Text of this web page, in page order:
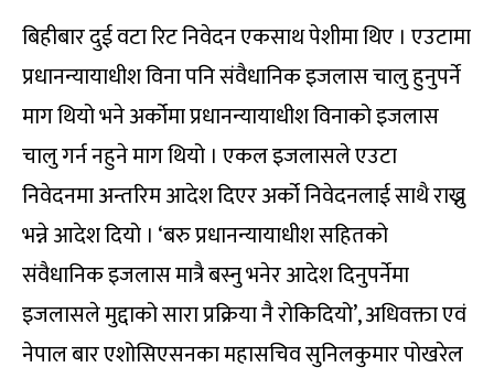
बिहीबार दुई वटा रिट निवेदन एकसाथ पेशीमा थिए । एउटामा
प्रधानन्यायाधीश विना पनि संवैधानिक इजलास चालु हुनुपर्ने
माग थियो भने अर्कोमा प्रधानन्यायाधीश विनाको इजलास
चालु गर्न नहुने माग थियो । एकल इजलासले एउटा
निवेदनमा अन्तरिम आदेश दिएर अर्को निवेदनलाई साथै राख्नु
भन्ने आदेश दियो । ‘बरु प्रधानन्यायाधीश सहितको
संवैधानिक इजलास मात्रै बस्नु भनेर आदेश दिनुपर्नेमा
इजलासले मुद्दाको सारा प्रक्रिया नै रोकिदियो’, अधिवक्ता एवं
नेपाल बार एशोसिएसनका महासचिव सुनिलकुमार पोखरेल